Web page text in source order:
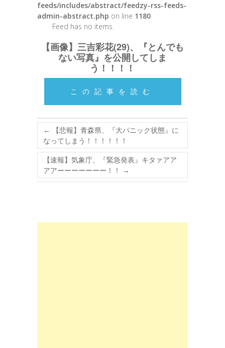
feeds/includes/abstract/feedzy-rss-feeds-
admin-abstract.php on line 1180
Feed has no items.
【画像】三吉彩花(29)、『とんでも
ない写真』を公開してしま
う！！！！
この記事を読む
←
【悲報】青森県、『大パニック状態』に
なってしまう！！！！！！
【速報】気象庁、『緊急発表』キタァアア
アアーーーーーーー！！
→